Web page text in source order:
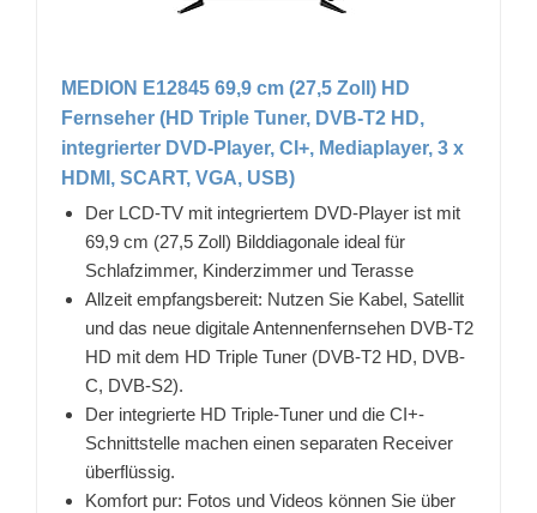
MEDION E12845 69,9 cm (27,5 Zoll) HD
Fernseher (HD Triple Tuner, DVB-T2 HD,
integrierter DVD-Player, CI+, Mediaplayer, 3 x
HDMI, SCART, VGA, USB)
Der LCD-TV mit integriertem DVD-Player ist mit
69,9 cm (27,5 Zoll) Bilddiagonale ideal für
Schlafzimmer, Kinderzimmer und Terasse
Allzeit empfangsbereit: Nutzen Sie Kabel, Satellit
und das neue digitale Antennenfernsehen DVB-T2
HD mit dem HD Triple Tuner (DVB-T2 HD, DVB-
C, DVB-S2).
Der integrierte HD Triple-Tuner und die CI+-
Schnittstelle machen einen separaten Receiver
überflüssig.
Komfort pur: Fotos und Videos können Sie über